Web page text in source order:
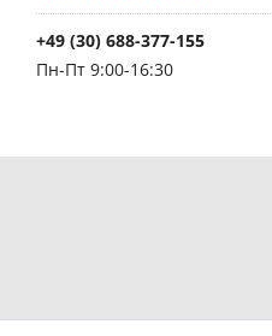
+49 (30) 688-377-155
Пн-Пт 9:00-16:30